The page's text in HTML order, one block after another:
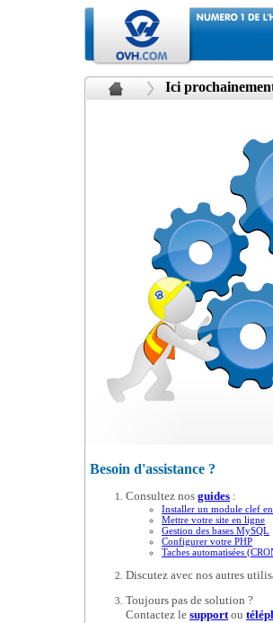
Ici
Besoin d'assistance ?
Consultez nos guides :
Installer un module clef
Mettre votre site en ligne
Gestion des bases MySQL
Configurer votre PHP
Taches automatisées
Discutez avec nos autres
Toujours pas de solution ?
Contactez le supportou